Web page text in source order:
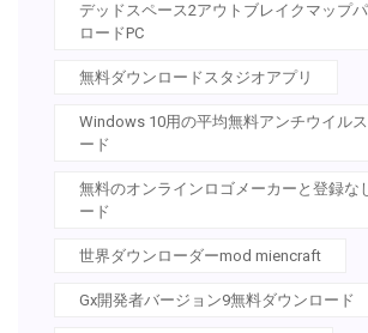
デッドスペース2アウトブレイクマップ
ロードPC
無料ダウンロードスタジオアプリ
Windows 10用の平均無料アンチウイル
ード
無料のオンラインロゴメーカーと登録な
ード
世界ダウンローダーmod miencraft
Gx開発者バージョン9無料ダウンロード